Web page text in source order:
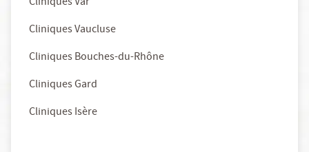
Cliniques Vaucluse
Cliniques Bouches-du-Rhône
Cliniques Gard
Cliniques Isère